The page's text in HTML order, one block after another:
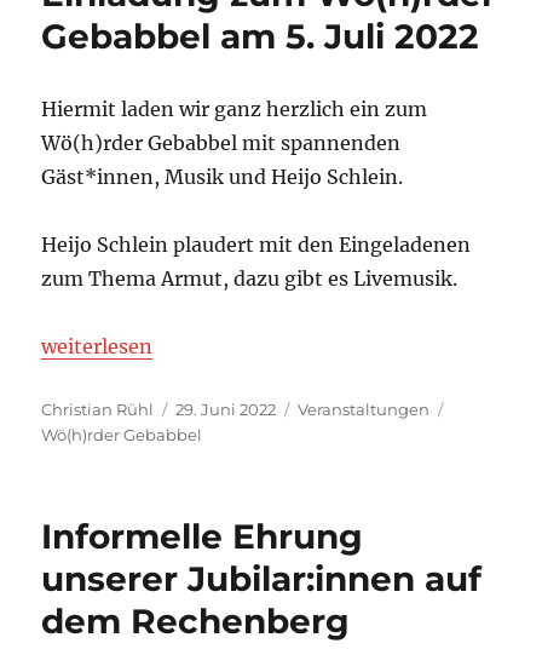
Gebabbel am 5. Juli 2022
Hiermit laden wir ganz herzlich ein zum
Wö(h)rder Gebabbel mit spannenden
Gäst*innen, Musik und Heijo Schlein.
Heijo Schlein plaudert mit den Eingeladenen
zum Thema Armut, dazu gibt es Livemusik.
„Einladung zum Wö(h)rder Gebabbel am 5. Juli
weiterlesen
Autor
Christian Rühl
Veröffentlicht
am
29. Juni 2022 Kategorien
Veranstaltungen
Wö(h)rder Gebabbel
Informelle Ehrung
unserer Jubilar:innen auf
dem Rechenberg